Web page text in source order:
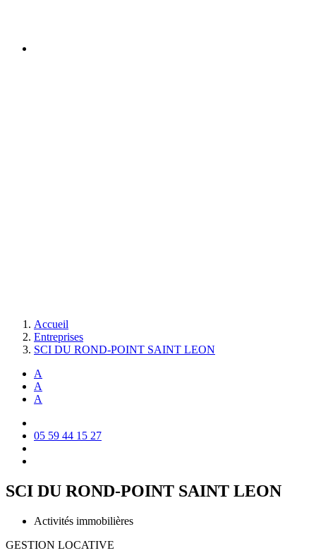
Accueil
Entreprises
SCI DU ROND-POINT SAINT LEON
A
A
A
05 59 44 15 27
SCI DU ROND-POINT SAINT LEON
Activités immobilières
GESTION LOCATIVE